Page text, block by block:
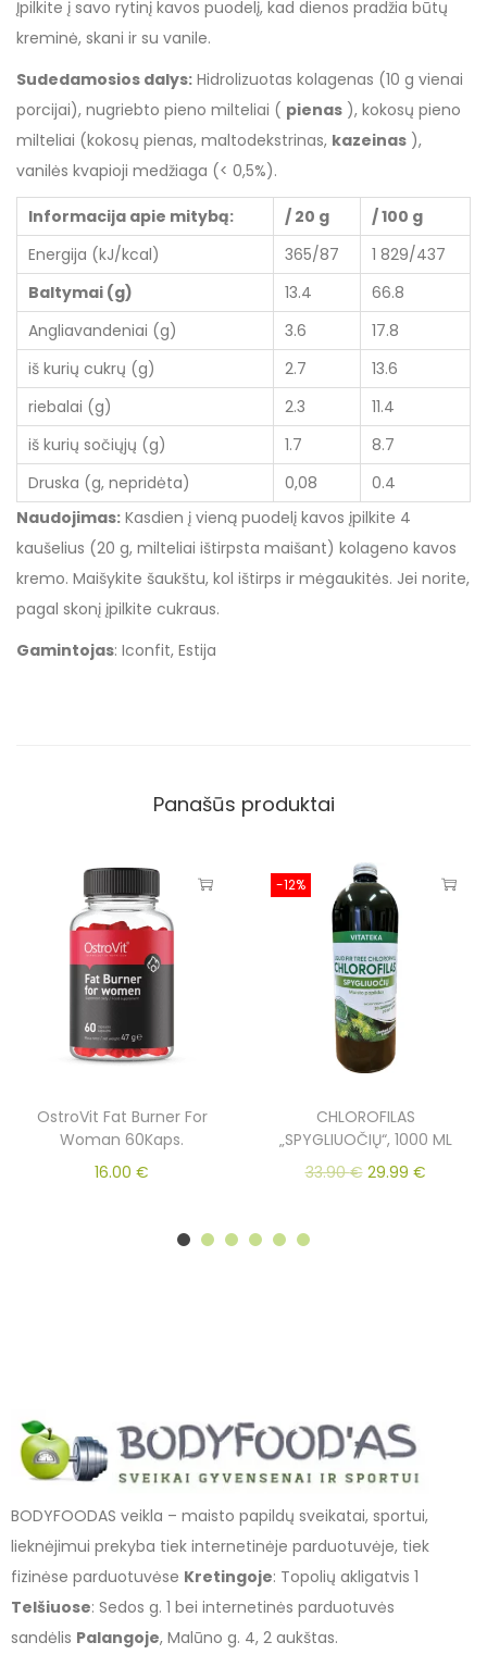
Įpilkite į savo rytinį kavos puodelį, kad dienos pradžia būtų
kreminė, skani ir su vanile.
Sudedamosios dalys: Hidrolizuotas kolagenas (10 g vienai
porcijai), nugriebto pieno milteliai ( pienas ), kokosų pieno
milteliai (kokosų pienas, maltodekstrinas, kazeinas ),
vanilės kvapioji medžiaga (< 0,5%).
Informacija apie mitybą: / 20 g
/ 100 g
Energija (kJ/kcal)
365/87
1 829/437
Baltymai (g)
13.4
66.8
Angliavandeniai (g)
3.6
17.8
iš kurių cukrų (g)
2.7
13.6
riebalai (g)
2.3
11.4
iš kurių sočiųjų (g)
1.7
8.7
Druska (g, nepridėta)
0,08
0.4
Naudojimas: Kasdien į vieną puodelį kavos įpilkite 4
kaušelius (20 g, milteliai ištirpsta maišant) kolageno kavos
kremo. Maišykite šaukštu, kol ištirps ir mėgaukitės. Jei norite,
pagal skonį įpilkite cukraus.
Gamintojas: Iconfit, Estija
Panašūs produktai
OstroVit Fat Burner For
Woman 60Kaps.
16.00 €
-12%
CHLOROFILAS
„SPYGLIUOČIŲ“, 1000 ML
33.90€ 29.99 €
BODYFOODAS veikla – maisto papildų sveikatai, sportui,
lieknėjimui prekyba tiek internetinėje parduotuvėje, tiek
fizinėse parduotuvėse Kretingoje: Topolių akligatvis 1
Telšiuose: Sedos g. 1 bei internetinės parduotuvės
sandėlis Palangoje, Malūno g. 4, 2 aukštas.